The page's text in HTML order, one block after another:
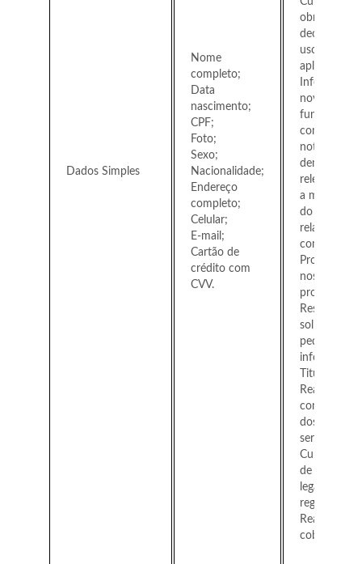
Dados Simples
Nome
completo;
Data
nascimento;
CPF;
Foto;
Sexo;
Nacionalidade;
Endereço
completo;
Celular;
E-mail;
Cartão de
crédito com
CVV.
obrigações
decorrentes
uso de
aplicação;
Informar
novidades,
conteúdos,
notícias e
demais
relevantes
a
do
com o
Promover
nossos
produtos;
Responder
solicitações
pedidos de
Titular;
Realizar a
contratação
dos
serviços;
de
legais e
regulatórias;
Realizar
cobranças.